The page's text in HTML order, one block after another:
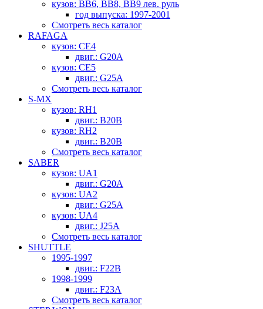
кузов: BB6, BB8, BB9 лев. руль
год выпуска: 1997-2001
Смотреть весь каталог
RAFAGA
кузов: CE4
двиг.: G20A
кузов: CE5
двиг.: G25A
Смотреть весь каталог
S-MX
кузов: RH1
двиг.: B20B
кузов: RH2
двиг.: B20B
Смотреть весь каталог
SABER
кузов: UA1
двиг.: G20A
кузов: UA2
двиг.: G25A
кузов: UA4
двиг.: J25A
Смотреть весь каталог
SHUTTLE
1995-1997
двиг.: F22B
1998-1999
двиг.: F23A
Смотреть весь каталог